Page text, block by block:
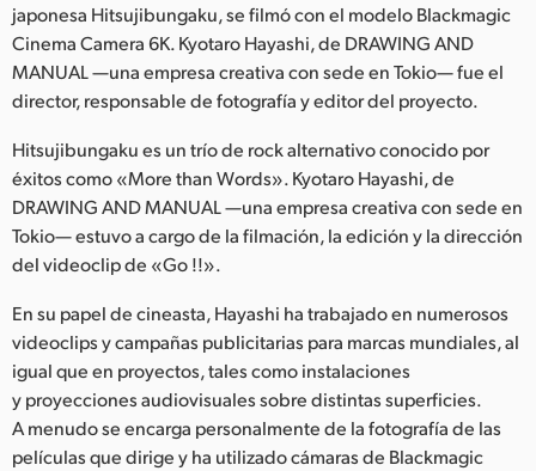
Japan
Korea
Malaysia
Netherlands
Norway
Poland
Portugal
japonesa Hitsujibungaku, se filmó con el modelo Blackmagic
Cinema Camera 6K. Kyotaro Hayashi, de DRAWING AND
MANUAL —una empresa creativa con sede en Tokio— fue el
director, responsable de fotografía y editor del proyecto.
Hitsujibungaku es un trío de rock alternativo conocido por
éxitos como «More than Words». Kyotaro Hayashi, de
DRAWING AND MANUAL —una empresa creativa con sede en
Tokio— estuvo a cargo de la filmación, la edición y la dirección
del videoclip de «Go !!».
En su papel de cineasta, Hayashi ha trabajado en numerosos
videoclips y campañas publicitarias para marcas mundiales, al
igual que en proyectos, tales como instalaciones
y proyecciones audiovisuales sobre distintas superficies.
A menudo se encarga personalmente de la fotografía de las
películas que dirige y ha utilizado cámaras de Blackmagic